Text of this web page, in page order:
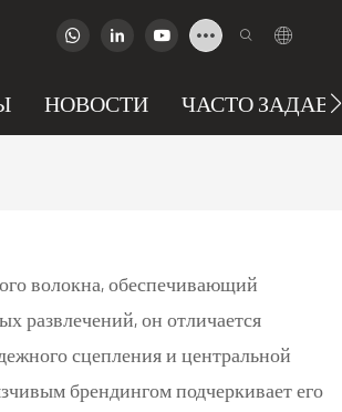
НОВОСТИ ЧАСТО
волокна, обеспечивающий
развлечений, он отличается
сцепления и центральной
брендингом подчеркивает его